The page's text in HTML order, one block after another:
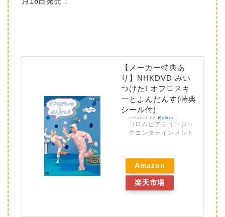
【メーカー特典あ
り】NHKDVD みい
つけた! オフロスキ
ーとよんだんす(特典
シール付)
created by Rinker
コロムビアミュージッ
クエンタテインメント
Amazon
楽天市場